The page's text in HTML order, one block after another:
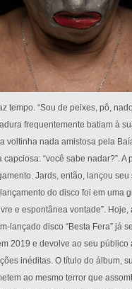
tempo. “Sou de peixes, pô,
frequentemente batiam à
voltinha nada amistosa pela
“você sabe nadar?”.
Jards, então, lançou
lançamento do disco foi em uma
e espontânea vontade”.
lançado disco “Besta Fera” já
2019 e devolve ao seu
inéditas. O título do álbum,
ao mesmo terror que